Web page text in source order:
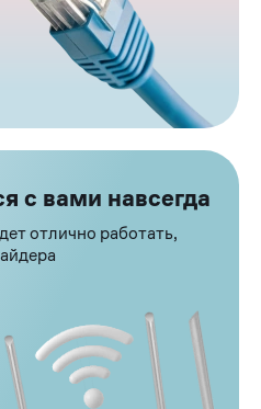
с вами навсегда
отлично работать,